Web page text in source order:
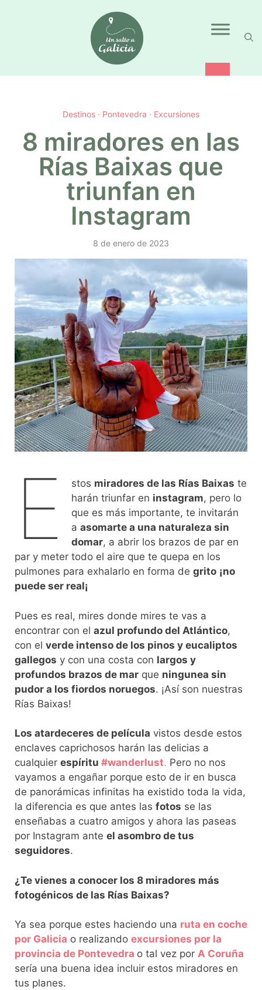
Destinos · Pontevedra · Excursiones
8 miradores en las
Rías Baixas que
triunfan en
Instagram
8 de enero de 2023
E stos miradores de las Rías Baixas te
harán triunfar en instagram, pero lo
que es más importante, te invitarán
aasomarte a una naturaleza sin
domar, a abrir los brazos de par en
par y meter todo el aire que te quepa en los
pulmones para exhalarlo en forma de grito ¡no
puede ser real¡
Pues es real, mires donde mires te vas a
encontrar con el azul profundo del Atlántico,
con el verde intenso de los pinos y eucaliptos
gallegos y con una costa con largos y
profundos brazos de mar que ningunea sin
pudor a los fiordos noruegos. ¡Así son nuestras
Rías Baixas!
Los atardeceres de película vistos desde estos
enclaves caprichosos harán las delicias a
cualquier espíritu #wanderlust. Pero no nos
vayamos a engañar porque esto de ir en busca
de panorámicas infinitas ha existido toda la vida,
la diferencia es que antes las fotos se las
enseñabas a cuatro amigos y ahora las paseas
por Instagram ante el asombro de tus
seguidores.
¿Te vienes a conocer los 8 miradores más
fotogénicos de las Rías Baixas?
Ya sea porque estes haciendo una ruta en coche
por Galicia o realizando excursiones por la
provincia de Pontevedra o tal vez por A Coruña
sería una buena idea incluir estos miradores en
tus planes.